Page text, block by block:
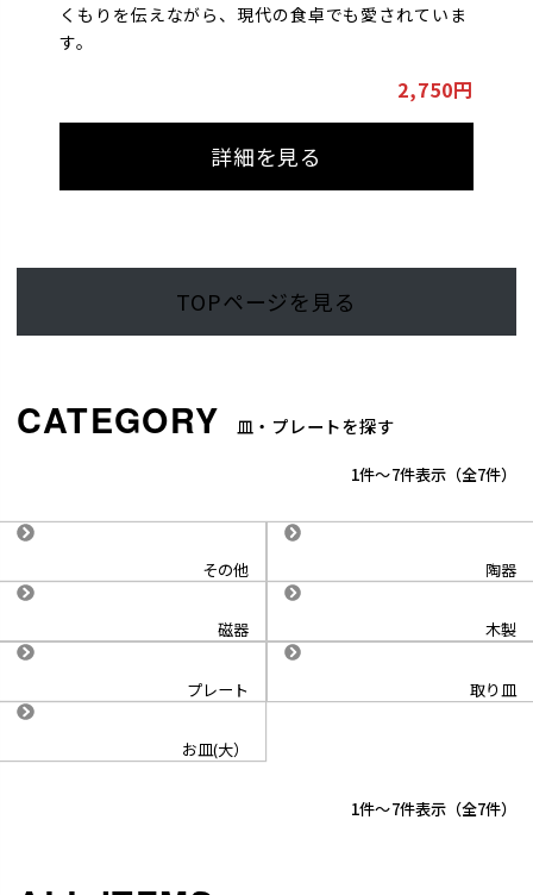
くもりを伝えながら、現代の食卓でも愛されていま
す。
2,750円
詳細を見る
TOPページを見る
皿・プレートを探す
7
1 -7件表示
その他 陶器
磁器 木製
プレート 取り皿
お皿(大）
7
1 -7件表示